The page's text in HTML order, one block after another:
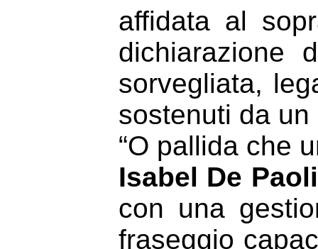
affidata al
dichiarazione
sorvegliata,
sostenuti da
“O pallida che
Isabel De Paoli
con una
fraseggio